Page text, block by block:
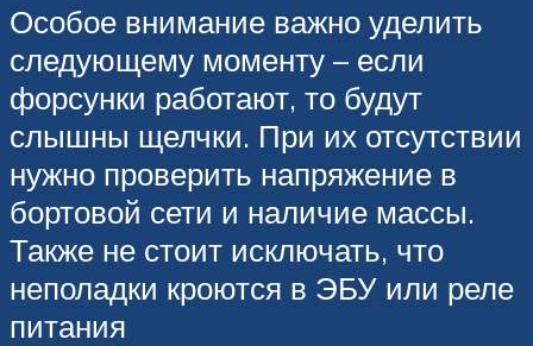
Особое внимание важно уделить
следующему моменту – если
форсунки работают, то будут
слышны щелчки. При их отсутствии
нужно проверить напряжение в
бортовой сети и наличие массы.
Также не стоит исключать, что
неполадки кроются в ЭБУ или реле
питания